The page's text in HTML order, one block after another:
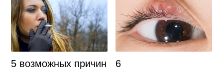
5 возможных причин
6